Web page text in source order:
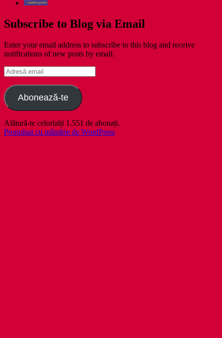
Subscribe to Blog via Email
Enter your email address to subscribe to this blog and receive
notifications of new posts by email.
Adresă
email
Abonează-te
Alătură-te celorlalți 1.551 de abonați.
Propulsat cu mândrie de WordPress